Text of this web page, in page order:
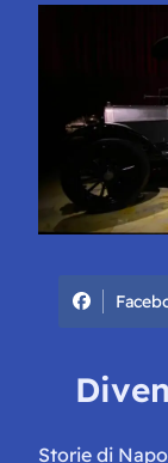
Storie di